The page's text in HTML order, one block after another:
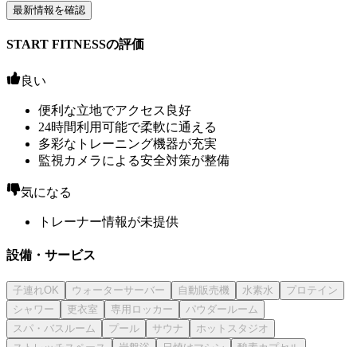
最新情報を確認
START FITNESSの評価
良い
便利な立地でアクセス良好
24時間利用可能で柔軟に通える
多彩なトレーニング機器が充実
監視カメラによる安全対策が整備
気になる
トレーナー情報が未提供
設備・サービス